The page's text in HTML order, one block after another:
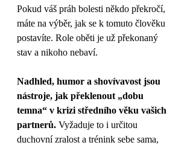
Pokud váš práh bolesti někdo překročí,
máte na výběr, jak se k tomuto člověku
postavíte. Role oběti je už překonaný
stav a nikoho nebaví.
Nadhled, humor a shovívavost jsou
nástroje, jak překlenout „dobu
temna“ v krizi středního věku vašich
partnerů. Vyžaduje to i určitou
duchovní zralost a trénink sebe sama,